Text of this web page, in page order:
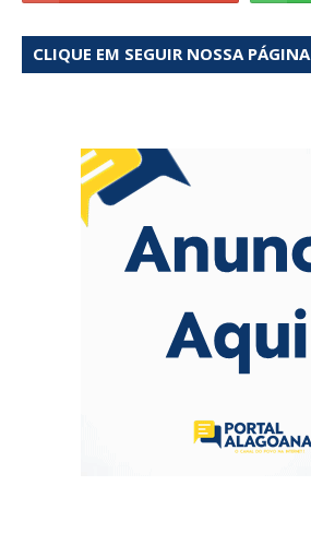
CLIQUE EM SEGUIR NOSSA PÁGINA